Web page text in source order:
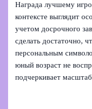
Награда лучшему
контексте выглядит
учетом досрочного
сделать достаточно,
персональным
юный возраст не
подчеркивает